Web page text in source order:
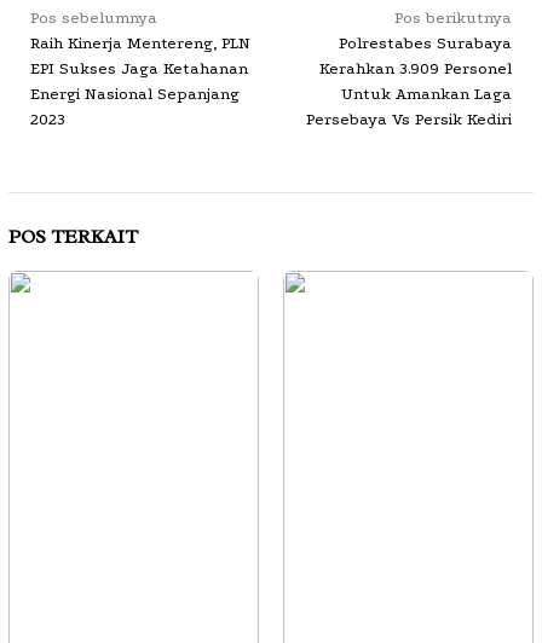
Navigasi
pos
Pos sebelumnya
Raih Kinerja Mentereng, PLN
EPI Sukses Jaga Ketahanan
Energi Nasional Sepanjang
2023
Pos berikutnya
Polrestabes Surabaya
Kerahkan 3.909 Personel
Untuk Amankan Laga
Persebaya Vs Persik Kediri
POS TERKAIT